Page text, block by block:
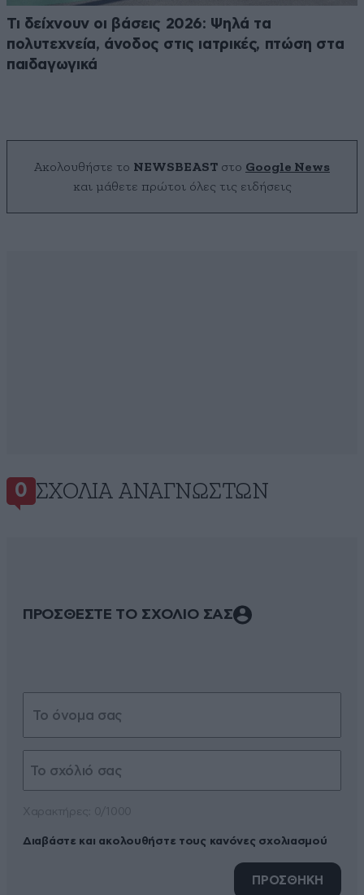
Τι δείχνουν οι βάσεις 2026: Ψηλά τα
πολυτεχνεία, άνοδος στις ιατρικές, πτώση στα
παιδαγωγικά
Ακολουθήστε το NEWSBEAST στο Google News
και μάθετε πρώτοι όλες τις ειδήσεις
0 ΣΧΌΛΙΑ ΑΝΑΓΝΩΣΤΏΝ
ΠΡΟΣΘΕΣΤΕ ΤΟ ΣΧΟΛΙΟ ΣΑΣ
Διαβάστε και ακολουθήστε τους κανόνες σχολιασμού
ΠΡΟΣΘΗΚΗ